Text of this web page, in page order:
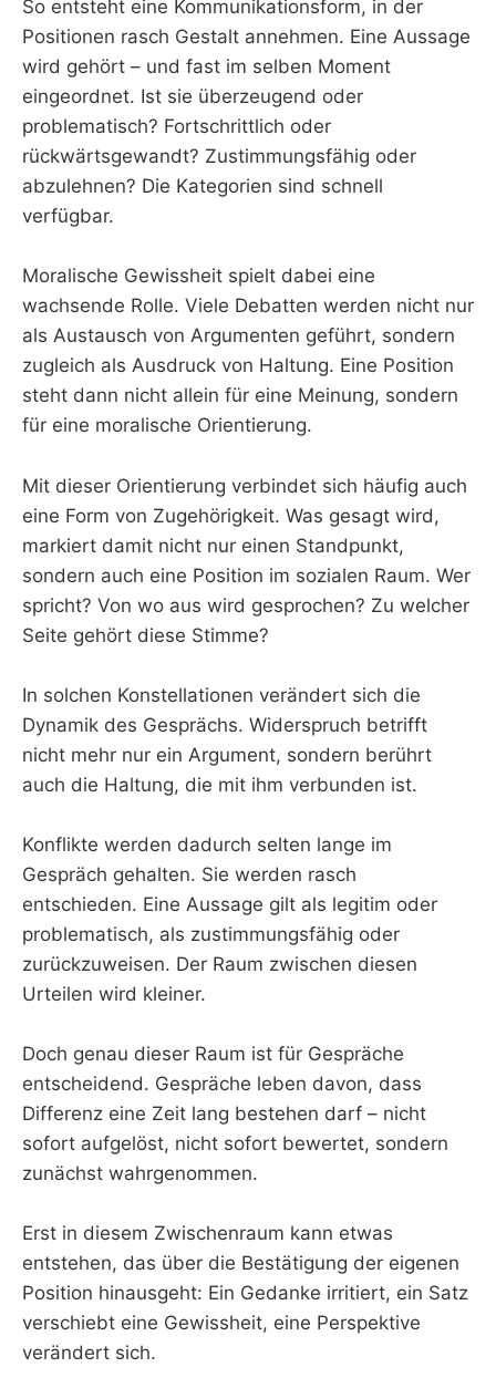
So entsteht eine Kommunikationsform, in der
Positionen rasch Gestalt annehmen. Eine Aussage
wird gehört – und fast im selben Moment
eingeordnet. Ist sie überzeugend oder
problematisch? Fortschrittlich oder
rückwärtsgewandt? Zustimmungsfähig oder
abzulehnen? Die Kategorien sind schnell
verfügbar.
Moralische Gewissheit spielt dabei eine
wachsende Rolle. Viele Debatten werden nicht nur
als Austausch von Argumenten geführt, sondern
zugleich als Ausdruck von Haltung. Eine Position
steht dann nicht allein für eine Meinung, sondern
für eine moralische Orientierung.
Mit dieser Orientierung verbindet sich häufig auch
eine Form von Zugehörigkeit. Was gesagt wird,
markiert damit nicht nur einen Standpunkt,
sondern auch eine Position im sozialen Raum. Wer
spricht? Von wo aus wird gesprochen? Zu welcher
Seite gehört diese Stimme?
In solchen Konstellationen verändert sich die
Dynamik des Gesprächs. Widerspruch betrifft
nicht mehr nur ein Argument, sondern berührt
auch die Haltung, die mit ihm verbunden ist.
Konflikte werden dadurch selten lange im
Gespräch gehalten. Sie werden rasch
entschieden. Eine Aussage gilt als legitim oder
problematisch, als zustimmungsfähig oder
zurückzuweisen. Der Raum zwischen diesen
Urteilen wird kleiner.
Doch genau dieser Raum ist für Gespräche
entscheidend. Gespräche leben davon, dass
Differenz eine Zeit lang bestehen darf – nicht
sofort aufgelöst, nicht sofort bewertet, sondern
zunächst wahrgenommen.
Erst in diesem Zwischenraum kann etwas
entstehen, das über die Bestätigung der eigenen
Position hinausgeht: Ein Gedanke irritiert, ein Satz
verschiebt eine Gewissheit, eine Perspektive
verändert sich.